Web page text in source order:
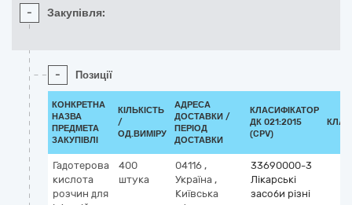
- Закупівля:
- Позиції
КОНКРЕТНА
НАЗВА
ПРЕДМЕТА
ЗАКУПІВЛІ
КІЛЬКІСТЬ
/
ОД.ВИМІРУ
АДРЕСА
ДОСТАВКИ /
ПЕРІОД
ДОСТАВКИ
КЛАСИФІКАТОР
ДК 021:2015
(CPV)
Гадотерова
кислота
розчин для
400
штука
04116 ,
Україна ,
Київська
33690000-3
Лікарські
засоби різні